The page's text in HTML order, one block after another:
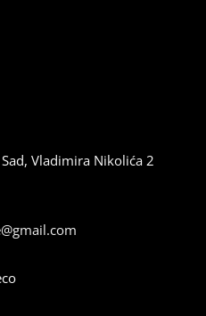
Vladimira Nikolića 2